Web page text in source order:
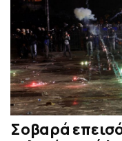
Σοβαρά